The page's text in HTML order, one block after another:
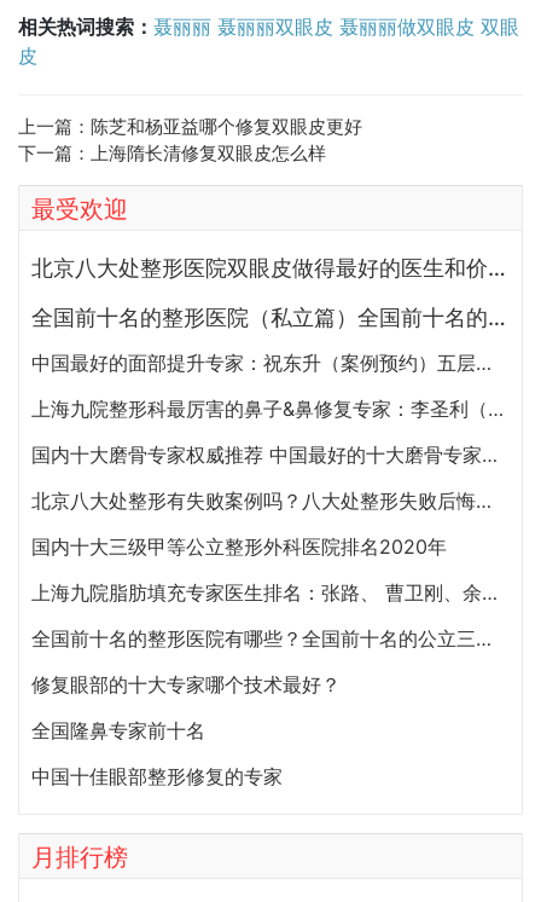
相关热词搜索： 聂丽丽 聂丽丽双眼皮 聂丽丽做双眼皮 双眼
皮
上一篇： 陈芝和杨亚益哪个修复双眼皮更好
下一篇： 上海隋长清修复双眼皮怎么样
最受欢迎
北京八大处整形医院双眼皮做得最好的医生和价格大全
全国前十名的整形医院（私立篇）全国前十名的私立整形医院排名大全
中国最好的面部提升专家：祝东升（案例预约）五层面部提升怎么样？
上海九院整形科最厉害的鼻子&鼻修复专家：李圣利（简介、案例、预约）
国内十大磨骨专家权威推荐 中国最好的十大磨骨专家排名
北京八大处整形有失败案例吗？八大处整形失败后悔怎么办？怎么投诉？
国内十大三级甲等公立整形外科医院排名2020年
上海九院脂肪填充专家医生排名：张路、 曹卫刚、余力（简介、案例、预约）
全国前十名的整形医院有哪些？全国前十名的公立三甲整形医院排名大全
修复眼部的十大专家哪个技术最好？
全国隆鼻专家前十名
中国十佳眼部整形修复的专家
月排行榜